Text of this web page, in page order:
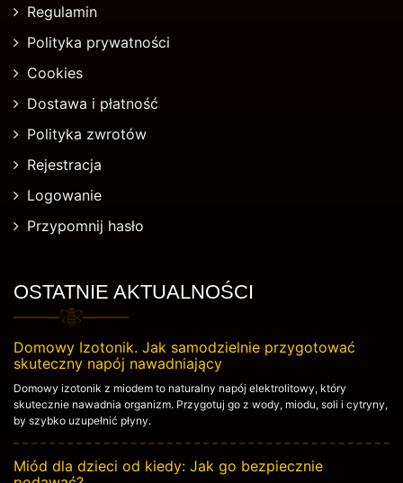
Regulamin
Polityka prywatności
Cookies
Dostawa i płatność
Polityka zwrotów
Rejestracja
Logowanie
Przypomnij hasło
OSTATNIE AKTUALNOŚCI
Domowy Izotonik. Jak samodzielnie przygotować
skuteczny napój nawadniający
Domowy izotonik z miodem to naturalny napój elektrolitowy, który
skutecznie nawadnia organizm. Przygotuj go z wody, miodu, soli i cytryny,
by szybko uzupełnić płyny.
Miód dla dzieci od kiedy: Jak go bezpiecznie